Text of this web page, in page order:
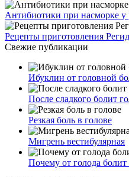
Антибиотики при насморке у
Рецепты приготовления
Свежие публикации
Ибуклин от головной
После сладкого болит
Резкая боль в голове
Мигрень вестибулярная
Почему от голода болит